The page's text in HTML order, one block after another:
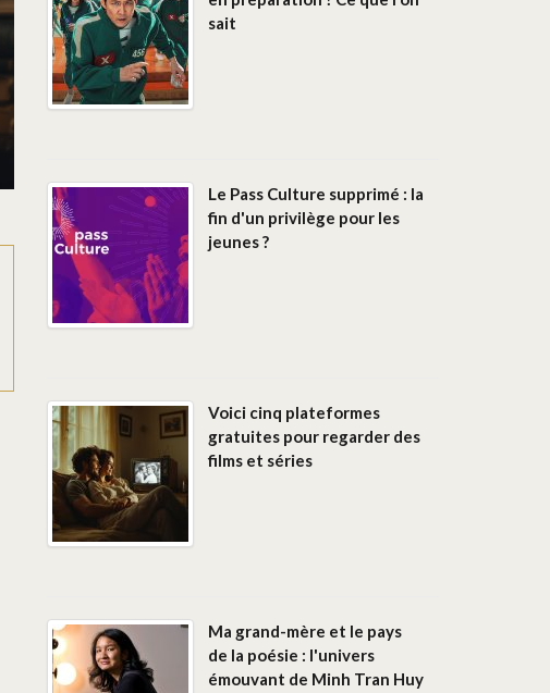
sait
Le Pass Culture supprimé : la
fin d'un privilège pour les
jeunes ?
Voici cinq plateformes
gratuites pour regarder des
films et séries
Ma grand-mère et le pays
de la poésie : l'univers
émouvant de Minh Tran Huy